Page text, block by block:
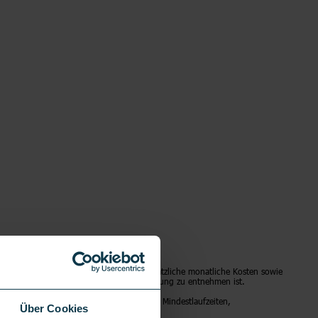
Über Cookies
den jeweiligen Vertrag entstehen zusätzliche monatliche Kosten sowie
ebenfalls der jeweiligen Tarifbeschreibung zu entnehmen ist.
Kosten, Datengeschwindigkeiten, Mindestlaufzeiten,
entnehmen.